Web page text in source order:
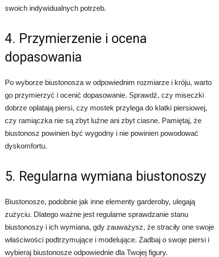
swoich indywidualnych potrzeb.
4. Przymierzenie i ocena
dopasowania
Po wyborze biustonosza w odpowiednim rozmiarze i króju, warto
go przymierzyć i ocenić dopasowanie. Sprawdź, czy miseczki
dobrze oplatają piersi, czy mostek przylega do klatki piersiowej,
czy ramiączka nie są zbyt luźne ani zbyt ciasne. Pamiętaj, że
biustonosz powinien być wygodny i nie powinien powodować
dyskomfortu.
5. Regularna wymiana biustonoszy
Biustonosze, podobnie jak inne elementy garderoby, ulegają
zużyciu. Dlatego ważne jest regularne sprawdzanie stanu
biustonoszy i ich wymiana, gdy zauważysz, że straciły one swoje
właściwości podtrzymujące i modelujące. Zadbaj o swoje piersi i
wybieraj biustonosze odpowiednie dla Twojej figury.